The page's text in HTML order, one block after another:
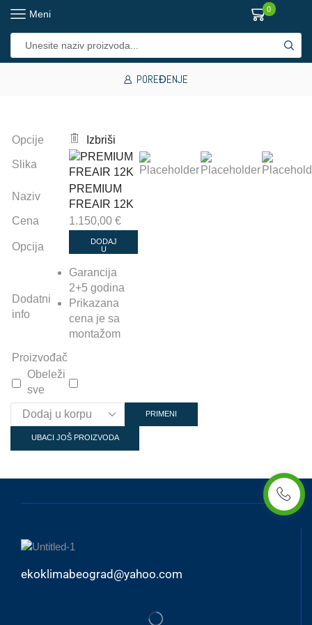
Meni 0
POREĐENJE
Opcije Izbriši
Slika
Naziv
PREMIUM
FREAIR 12K
Cena
1.150,00 €
Opcija
DODAJ
U
KORPU
Dodatni
info
Garancija
2+5 godina
Prikazana
cena je sa
montažom
Proizvođač
Obeleži
sve
PRIMENI
UBACI JOŠ PROIZVODA
ekoklimabeograd@yahoo.com